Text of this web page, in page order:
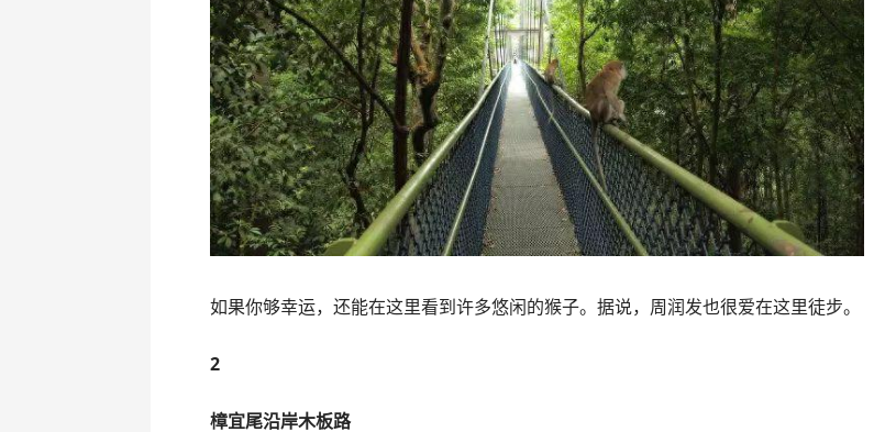
如果你够幸运，还能在这里看到许多悠闲的猴子。据说，周润发也很爱在这里徒步。
2
樟宜尾沿岸木板路